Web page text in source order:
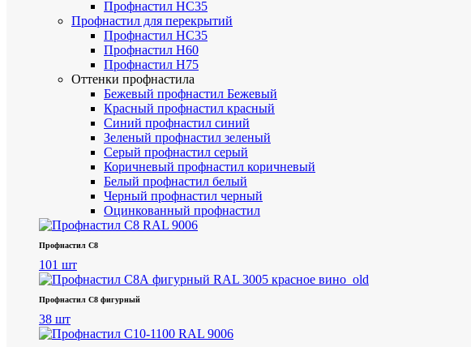
Профнастил НС35
Профнастил для перекрытий
Профнастил НС35
Профнастил Н60
Профнастил Н75
Оттенки профнастила
Бежевый профнастил Бежевый
Красный профнастил красный
Синий профнастил синий
Зеленый профнастил зеленый
Серый профнастил серый
Коричневый профнастил коричневый
Белый профнастил белый
Черный профнастил черный
Оцинкованный профнастил
Профнастил С8
101 шт
Профнастил С8 фигурный
38 шт